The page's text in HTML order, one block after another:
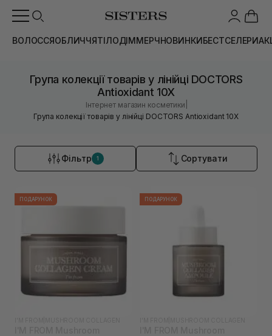
ВОЛОССЯОБЛИЧЧЯТІЛОДІММЕРЧНОВИНКИБЕСТСЕЛЕРИ
Група колекції товарів у лінійці DOCTORS
Antioxidant 10X
Інтернет магазин косметики
Група колекції товарів у лінійці DOCTORS Antioxidant 10X
Фільтр 1 Сортувати
ПОДАРУНОК ПОДАРУНОК